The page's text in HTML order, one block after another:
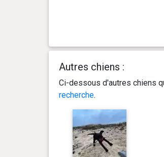
Autres chiens :
Ci-dessous d'autres chiens
recherche.